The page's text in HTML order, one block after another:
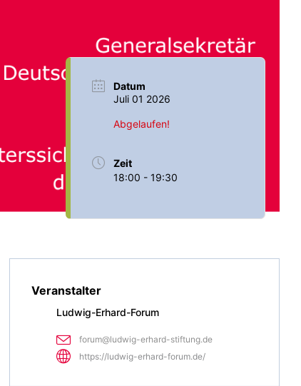
Datum
Juli 01 2026
Abgelaufen!
Zeit
18:00 - 19:30
Veranstalter
Ludwig-Erhard-Forum
forum@ludwig-erhard-stiftung.de
https://ludwig-erhard-forum.de/